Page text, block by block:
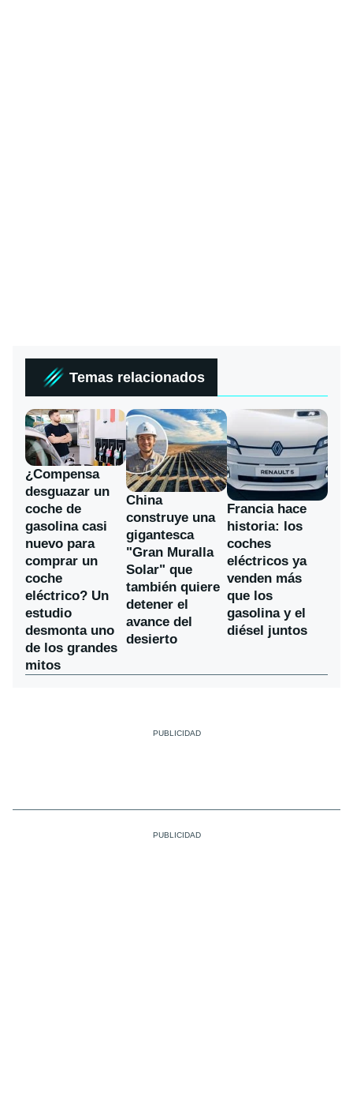
Temas relacionados
¿Compensa
desguazar un
coche de
gasolina casi
nuevo para
comprar un
coche
eléctrico? Un
estudio
desmonta uno
de los grandes
mitos
China
construye una
gigantesca
"Gran Muralla
Solar" que
también quiere
detener el
avance del
desierto
Francia hace
historia: los
coches
eléctricos ya
venden más
que los
gasolina y el
diésel juntos